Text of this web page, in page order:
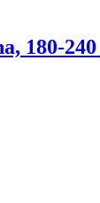
180-240